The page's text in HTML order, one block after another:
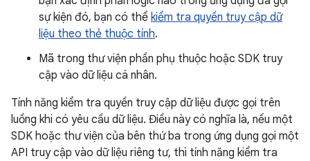
sự kiện đó, bạn có thể kiểm tra quyền truy cập dữ
liệu theo thẻ thuộc tính.
Mã trong thư viện phần phụ thuộc hoặc SDK truy
cập vào dữ liệu cá nhân.
Tính năng kiểm tra quyền truy cập dữ liệu được gọi trên
luồng khi có yêu cầu dữ liệu. Điều này có nghĩa là, nếu một
SDK hoặc thư viện của bên thứ ba trong ứng dụng gọi một
API truy cập vào dữ liệu riêng tư, thì tính năng kiểm tra